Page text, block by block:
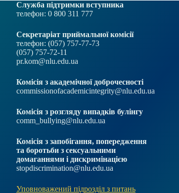
Служба підтримки вступника
телефон: 0 800 311 777
Секретаріат приймальної комісії
телефон: (057) 757-77-73
(057) 757-72-11
pr.kom@nlu.edu.ua
Комісія з академічної доброчесності
commissionofacademicintegrity@nlu.edu.ua
Комісія з розгляду випадків булінгу
comm_bullying@nlu.edu.ua
Комісія з запобігання, попередження
та боротьби з сексуальними
домаганнями і дискримінацією
stopdiscrimination@nlu.edu.ua
Уповноважений підрозділ з питань